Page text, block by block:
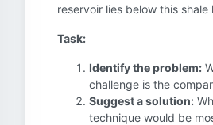
reservoir lies below this shale
Task:
Identify the problem:
challenge is the
Suggest a solution:
technique would be